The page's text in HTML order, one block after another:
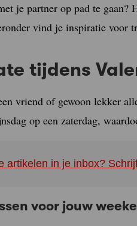
je partner op pad te
vind je inspiratie voor
tijdens
vriend of gewoon lekker
op een zaterdag,
artikelen in je inbox?
voor jouw